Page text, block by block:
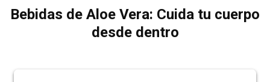
Bebidas de Aloe Vera: Cuida tu cuerpo
desde dentro